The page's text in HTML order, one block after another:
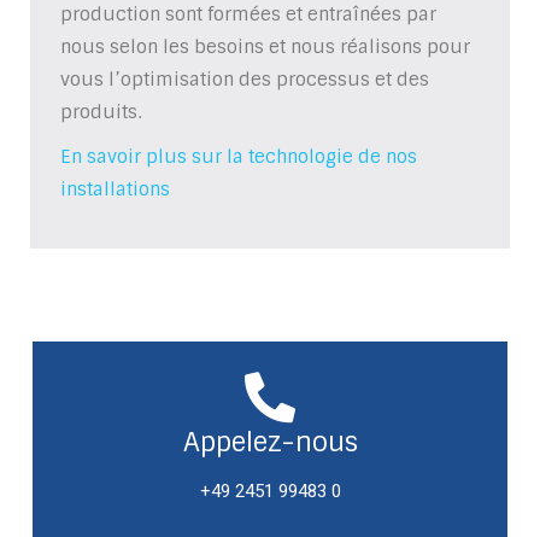
production sont formées et entraînées par
nous selon les besoins et nous réalisons pour
vous l’optimisation des processus et des
produits.
En savoir plus sur la technologie de nos
installations
Appelez-nous
+49 2451 99483 0